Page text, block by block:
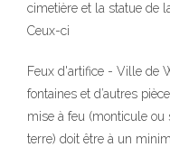
cimetière et la statue de
Ceux-ci
Feux d'artifice - Ville de
fontaines et d’autres
mise à feu (monticule
terre) doit être à un